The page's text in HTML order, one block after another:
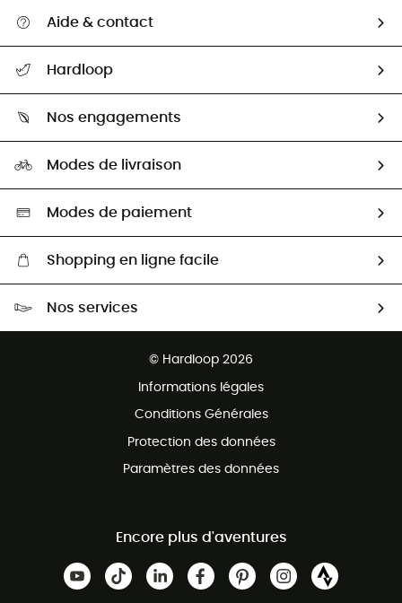
Aide & contact
Retour & remboursement
Guide des tailles
Seconde Main
Aide & Contact
Hardloop
HardGuides
Nos engagements
Sélection éco-responsable
Modes de livraison
Modes de paiement
Shopping en ligne facile
Nos services
© Hardloop 2026
Informations légales
Conditions Générales
Protection des données
Paramètres des données
Encore plus d'aventures